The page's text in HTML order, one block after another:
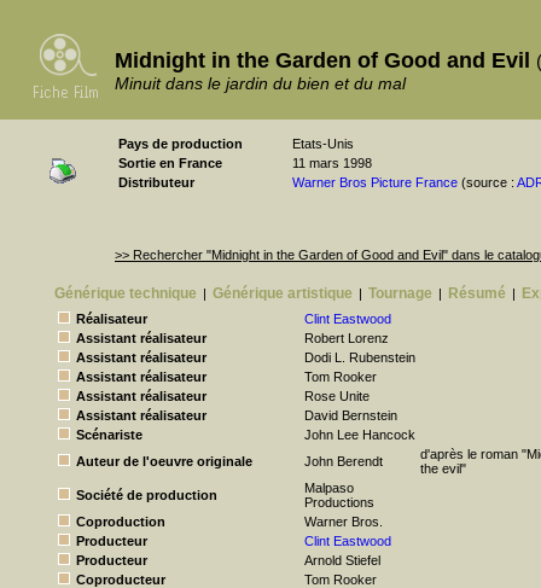
Midnight in the Garden of Good and Evil
Minuit dans le jardin du bien et du mal
Pays de production
Etats-Unis
Sortie en France
11 mars 1998
Distributeur
Warner Bros Picture France (source :
>> Rechercher "Midnight in the Garden of Good and Evil" dans le
Générique technique | Générique artistique | Tournage | Résumé |
Réalisateur
Clint Eastwood
Assistant réalisateur
Robert Lorenz
Assistant réalisateur
Dodi L. Rubenstein
Assistant réalisateur
Tom Rooker
Assistant réalisateur
Rose Unite
Assistant réalisateur
David Bernstein
Scénariste
John Lee Hancock
Auteur de l'oeuvre originale
John Berendt
d'après le roman
the evil"
Société de production
Malpaso
Productions
Coproduction
Warner Bros.
Producteur
Clint Eastwood
Producteur
Arnold Stiefel
Coproducteur
Tom Rooker